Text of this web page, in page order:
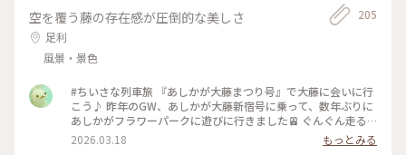
空を覆う藤の存在感が圧倒的な美しさ
足利
風景・景色
205
#ちいさな列車旅 『あしかが大藤まつり号』で大藤に会いに行
こう♪ 昨年のGW、あしかが大藤新宿号に乗って、数年ぶりに
あしかがフラワーパークに遊びに行きました🚈 ぐんぐん走る
特急は渡良瀬川を越え、列車の窓一面に田園風景や新緑の美し
い景色を楽しめます。 最寄り駅はあしかがフラワーパーク駅。
2026.03.18
もっとみる